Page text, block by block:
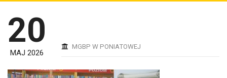
20
MAJ 2026
MGBP W PONIATOWEJ